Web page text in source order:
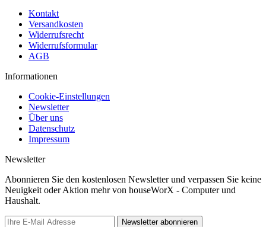
Kontakt
Versandkosten
Widerrufsrecht
Widerrufsformular
AGB
Informationen
Cookie-Einstellungen
Newsletter
Über uns
Datenschutz
Impressum
Newsletter
Abonnieren Sie den kostenlosen Newsletter und verpassen Sie keine
Neuigkeit oder Aktion mehr von houseWorX - Computer und
Haushalt.
Newsletter abonnieren